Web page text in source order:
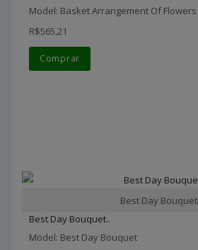
Model: Basket Arrangement Of Flowers
R$565,21
Comprar
Best Day Bouquet
Best Day Bouquet..
Model: Best Day Bouquet